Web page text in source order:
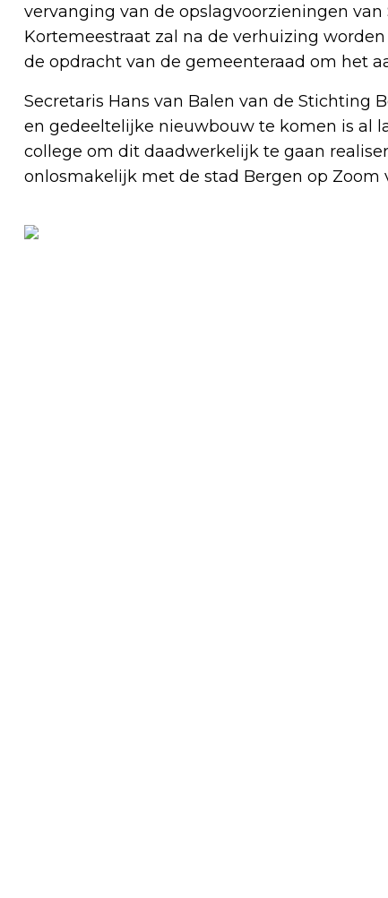
vervanging van de opslagvoorzieningen
Kortemeestraat zal na de verhuizing
de opdracht van de gemeenteraad om het
Secretaris Hans van Balen van de Stichting
en gedeeltelijke nieuwbouw te komen is al
college om dit daadwerkelijk te gaan
onlosmakelijk met de stad Bergen op Zoom